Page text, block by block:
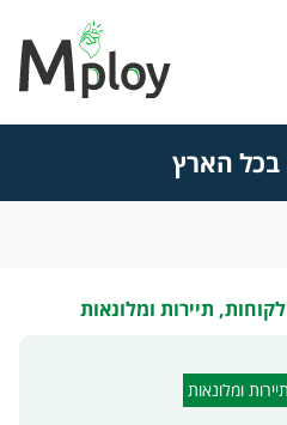
בכל הארץ
תיירות ומלונאות
תיירות ומלונאות